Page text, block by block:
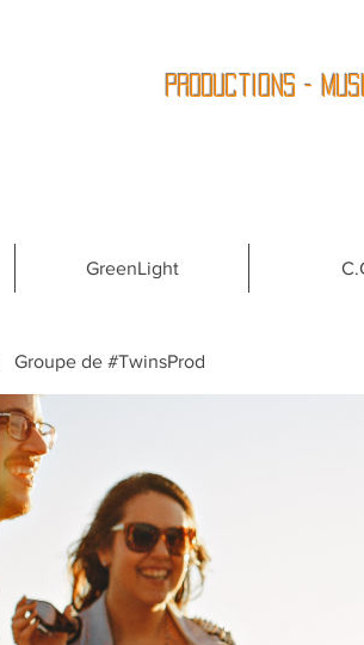
Productions -
GreenLight
Groupe de #TwinsProd